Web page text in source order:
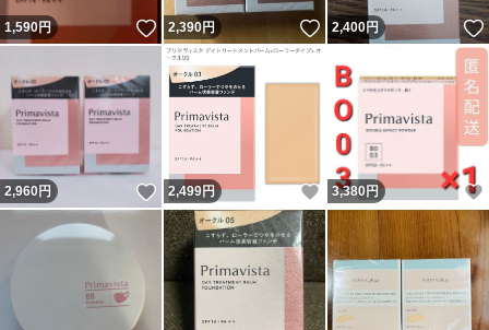
1,590円 いいね！
2,390円 いいね！
2,400円
2,960円 いいね！
2,499円 いいね！
3,380円